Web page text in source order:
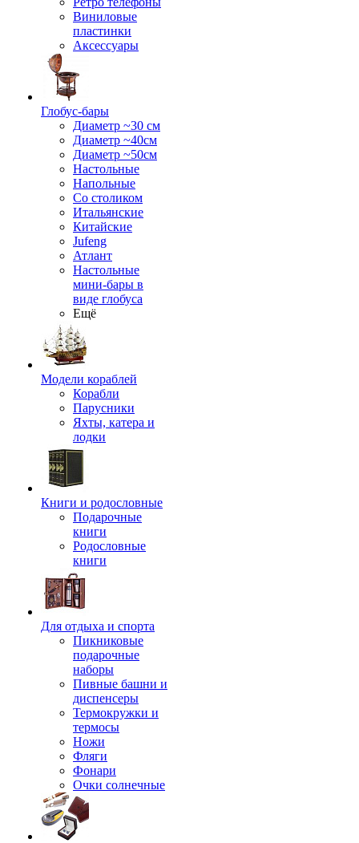
Виниловые
пластинки
Аксессуары
Глобус-бары
Диаметр ~30 см
Диаметр ~40см
Диаметр ~50см
Настольные
Напольные
Со столиком
Итальянские
Китайские
Jufeng
Атлант
Настольные
мини-бары в
виде глобуса
Ещё
Модели кораблей
Корабли
Парусники
Яхты, катера и
лодки
Книги и родословные
Подарочные
книги
Родословные
книги
Для отдыха и спорта
Пикниковые
подарочные
наборы
Пивные башни и
диспенсеры
Термокружки и
термосы
Ножи
Фляги
Фонари
Очки солнечные